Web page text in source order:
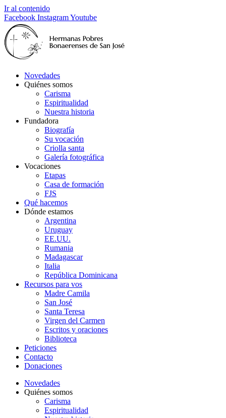
Ir al contenido
Facebook InstagramYoutube
Novedades
Quiénes somos
Carisma
Espiritualidad
Nuestra historia
Fundadora
Biografía
Su vocación
Criolla santa
Galería fotográfica
Vocaciones
Etapas
Casa de formación
FJS
Qué hacemos
Dónde estamos
Argentina
Uruguay
EE.UU.
Rumania
Madagascar
Italia
República Dominicana
Recursos para vos
Madre Camila
San José
Santa Teresa
Virgen del Carmen
Escritos y oraciones
Biblioteca
Peticiones
Contacto
Donaciones
Novedades
Quiénes somos
Carisma
Espiritualidad